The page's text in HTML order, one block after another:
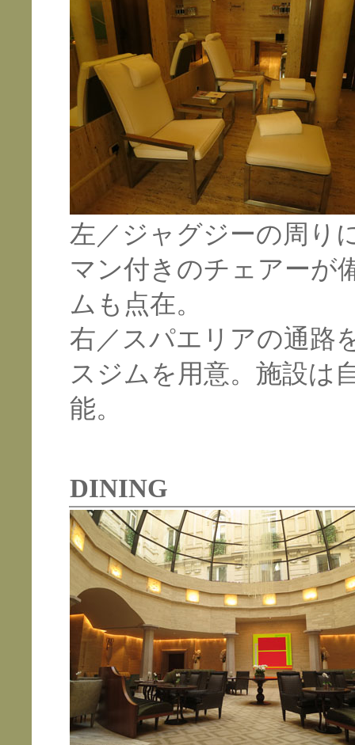
左／ジャグジーの周り
マン付きのチェアーが
ムも点在。
右／スパエリアの通路
スジムを用意。施設は
能。
DINING